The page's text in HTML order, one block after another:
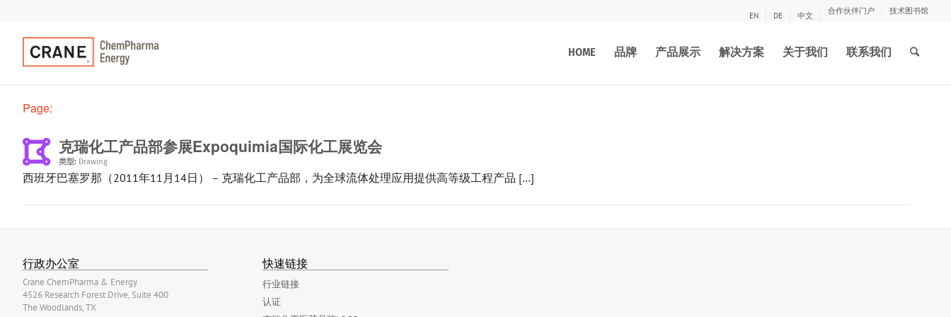
EN DE 中文 合作伙伴门户 技术图书馆
HOME 品牌 产品展示 解决方案 关于我们 联系我们
Page:
克瑞化工产品部参展Expoquimia国际化工展览会
类型: Drawing
西班牙巴塞罗那（2011年11月14日） – 克瑞化工产品部，为全球流体处理应用提供高等级工程产品 […]
行政办公室
Crane ChemPharma & Energy
4526 Research Forest Drive, Suite 400
The Woodlands, TX
快速链接
行业链接
认证